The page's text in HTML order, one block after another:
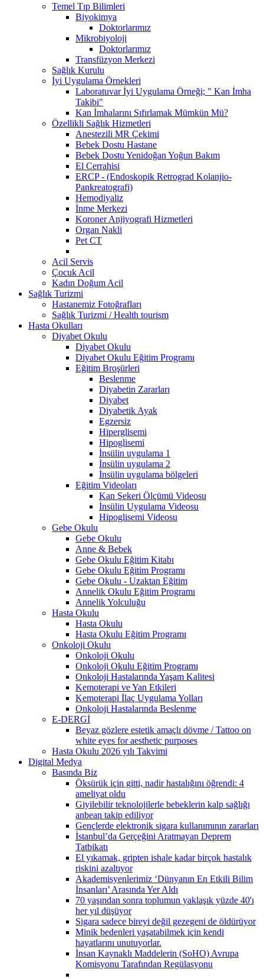
Temel Tıp Bilimleri
Biyokimya
Doktorlarımız
Mikrobiyoloji
Doktorlarımız
Transfüzyon Merkezi
Sağlık Kurulu
İyi Uygulama Örnekleri
Laboratuvar İyi Uygulama Örneği; " Kan İmha
Takibi"
Kan İmhalarını Sıfırlamak Mümkün Mü?
Özellikli Sağlık Hizmetleri
Anestezili MR Çekimi
Bebek Dostu Hastane
Bebek Dostu Yenidoğan Yoğun Bakım
El Cerrahisi
ERCP - (Endoskopik Retrograd Kolanjio-
Pankreatografi)
Hemodiyaliz
İnme Merkezi
Koroner Anjiyografi Hizmetleri
Organ Nakli
Pet CT
Acil Servis
Çocuk Acil
Kadın Doğum Acil
Sağlık Turizmi
Hastanemiz Fotoğrafları
Sağlık Turizmi / Health tourism
Hasta Okulları
Diyabet Okulu
Diyabet Okulu
Diyabet Okulu Eğitim Programı
Eğitim Broşürleri
Beslenme
Diyabetin Zararları
Diyabet
Diyabetik Ayak
Egzersiz
Hiperglisemi
Hipoglisemi
İnsülin uygulama 1
İnsülin uygulama 2
İnsülin uygulama bölgeleri
Eğitim Videoları
Kan Şekeri Ölçümü Videosu
İnsülin Uygulama Videosu
Hipoglisemi Videosu
Gebe Okulu
Gebe Okulu
Anne & Bebek
Gebe Okulu Eğitim Kitabı
Gebe Okulu Eğitim Programı
Gebe Okulu - Uzaktan Eğitim
Annelik Okulu Eğitim Programı
Annelik Yolculuğu
Hasta Okulu
Hasta Okulu
Hasta Okulu Eğitim Programı
Onkoloji Okulu
Onkoloji Okulu
Onkoloji Okulu Eğitim Programı
Onkoloji Hastalarında Yaşam Kalitesi
Kemoterapi ve Yan Etkileri
Kemoterapi İlaç Uygulama Yolları
Onkoloji Hastalarında Beslenme
E-DERGİ
Beyaz gözlere estetik amaçlı dövme / Tattoo on
white eyes for aesthetic purposes
Hasta Okulu 2026 yılı Takvimi
Digital Medya
Basında Biz
Öksürük için gitti, nadir hastalığını öğrendi: 4
ameliyat oldu
Giyilebilir teknolojilerle bebeklerin kalp sağlığı
anbean takip ediliyor
Gençlerde elektronik sigara kullanımının zararları
İstanbul’da Gerçeğini Aratmayan Deprem
Tatbikatı
El yıkamak, gripten ishale kadar birçok hastalık
riskini azaltıyor
Akademisyenlerimiz ‘Dünyanın En Etkili Bilim
İnsanları’ Arasında Yer Aldı
70 yaşından sonra toplumun yaklaşık yüzde 40'ı
her yıl düşüyor
Sigara sadece bireyi değil gezegeni de öldürüyor
Minik bedenleri yaşatabilmek için kendi
hayatlarını unutuyorlar.
İnsan Kaynaklı Maddelerin (SoHO) Avrupa
Komisyonu Tarafından Regülasyonu